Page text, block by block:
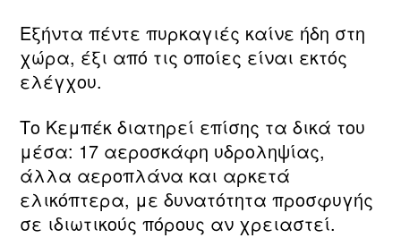
Εξήντα πέντε πυρκαγιές καίνε ήδη στη
χώρα, έξι από τις οποίες είναι εκτός
ελέγχου.
Το Κεμπέκ διατηρεί επίσης τα δικά του
μέσα: 17 αεροσκάφη υδροληψίας,
άλλα αεροπλάνα και αρκετά
ελικόπτερα, με δυνατότητα προσφυγής
σε ιδιωτικούς πόρους αν χρειαστεί.